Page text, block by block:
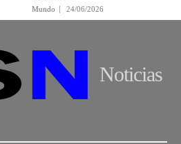
Mundo 24/06/2026
Noticias